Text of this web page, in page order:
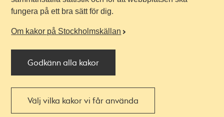
fungera på ett bra sätt för dig.
Om kakor på Stockholmskällan
Godkänn alla kakor
Välj vilka kakor vi får använda